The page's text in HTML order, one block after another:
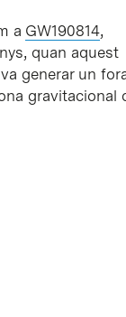
a GW190814,
quan aquest
generar un
gravitacional